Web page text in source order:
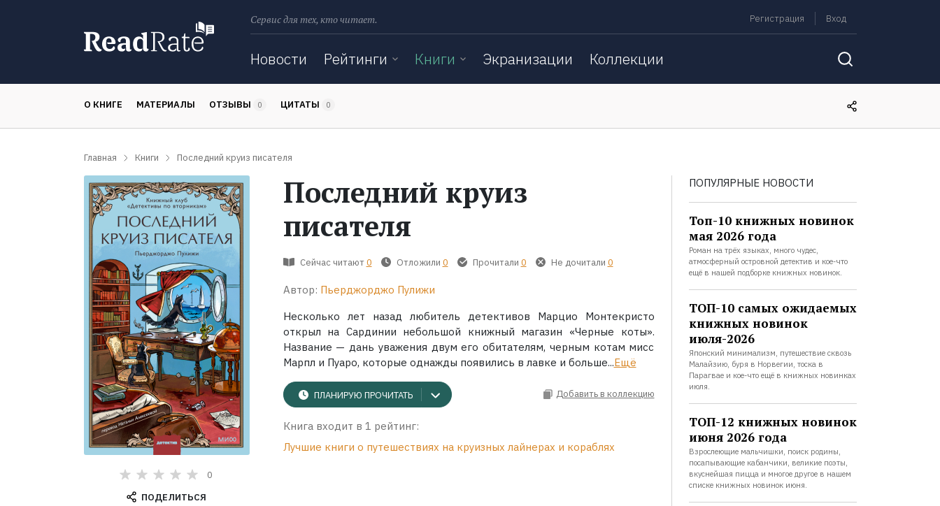
Сервис для тех, кто читает. Регистрация Вход
Новости Рейтинги Книги Экранизации Коллекции
О КНИГЕ МАТЕРИАЛЫ ОТЗЫВЫ 0 ЦИТАТЫ 0
Главная Книги Последний круиз писателя
0
ПОДЕЛИТЬСЯ
Последний круиз
писателя
Сейчас читают 0 Отложили 0 Прочитали 0 Не дочитали 0
Автор: Пьерджорджо Пулижи
Несколько лет назад любитель детективов Марцио Монтекристо
открыл на Сардинии небольшой книжный магазин «Черные коты».
Название — дань уважения двум его обитателям, черным котам мисс
Марпл и Пуаро, которые однажды появились в лавке и больше...Ещё
ПЛАНИРУЮ ПРОЧИТАТЬ Добавить в коллекцию
Книга входит в 1 рейтинг:
Лучшие книги о путешествиях на круизных лайнерах и кораблях
ПОПУЛЯРНЫЕ НОВОСТИ
Топ-10 книжных новинок
мая 2026 года
Роман на трёх языках, много чудес,
атмосферный островной детектив и кое-что
ещё в нашей подборке книжных новинок.
ТОП-10 самых ожидаемых
книжных новинок
июля-2026
Японский минимализм, путешествие сквозь
Малайзию, буря в Норвегии, тоска в
Парагвае и кое-что ещё в книжных новинках
июля.
ТОП-12 книжных новинок
июня 2026 года
Взрослеющие мальчишки, поиск родины,
посапывающие кабанчики, великие поэты,
вкуснейшая пицца и многое другое в нашем
списке книжных новинок июня.